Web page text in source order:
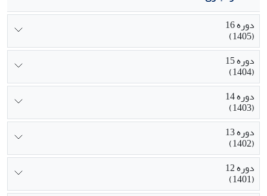
دوره 16
(1405)
دوره 15
(1404)
دوره 14
(1403)
دوره 13
(1402)
دوره 12
(1401)